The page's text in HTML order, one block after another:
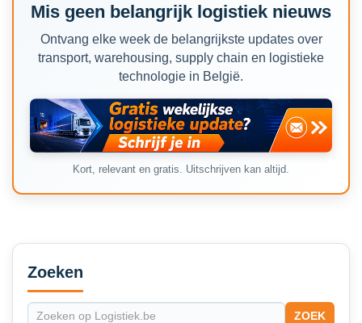
Mis geen belangrijk logistiek nieuws
Ontvang elke week de belangrijkste updates over
transport, warehousing, supply chain en logistieke
technologie in België.
Kort, relevant en gratis. Uitschrijven kan altijd.
Secondary
Sidebar
Zoeken
ZOEK